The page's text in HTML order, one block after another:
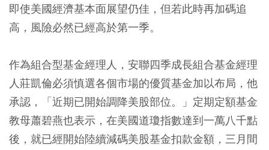
即使美國經濟基本面展望仍佳，但若此時再加碼追
高，風險必然已經高於第一季。
作為組合型基金經理人，安聯四季成長組合基金經理
人莊凱倫必須慎選各個市場的優質基金加以布局，他
承認，「近期已開始調降美股部位。」定期定額基金
教母蕭碧燕也表示，在美國道瓊指數達到一萬八千點
後，就已經開始陸續減碼美股基金扣款金額，三月間